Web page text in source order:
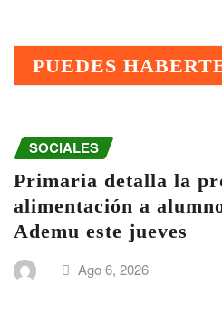
PUEDES
SOCIALES
Primaria detalla la
alimentación a
Ademu este jueves
Ago 6, 2026